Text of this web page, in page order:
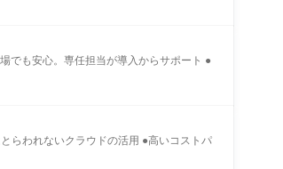
でも安心。専任担当が導入からサポート ●
らわれないクラウドの活用 ●高いコストパ